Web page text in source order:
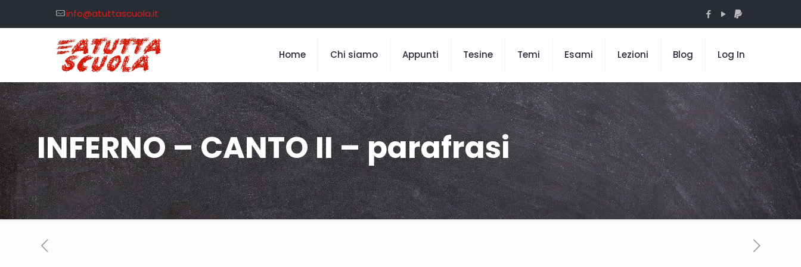
info@atuttascuola.it
Home Chi siamo Appunti Tesine Temi Esami Lezioni Blog Log In
INFERNO – CANTO II – parafrasi